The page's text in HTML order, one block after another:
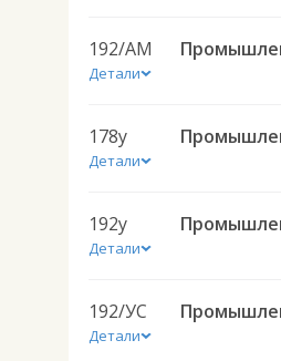
192/АМ
Детали
178у
Детали
192у
Детали
192/УС
Детали